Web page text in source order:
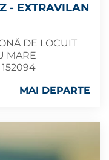
- EXTRAVILAN
DE LOCUIT
MARE
152094
MAI DEPARTE